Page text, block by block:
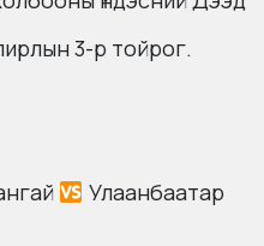
3-р тойрог.
Улаанбаатар